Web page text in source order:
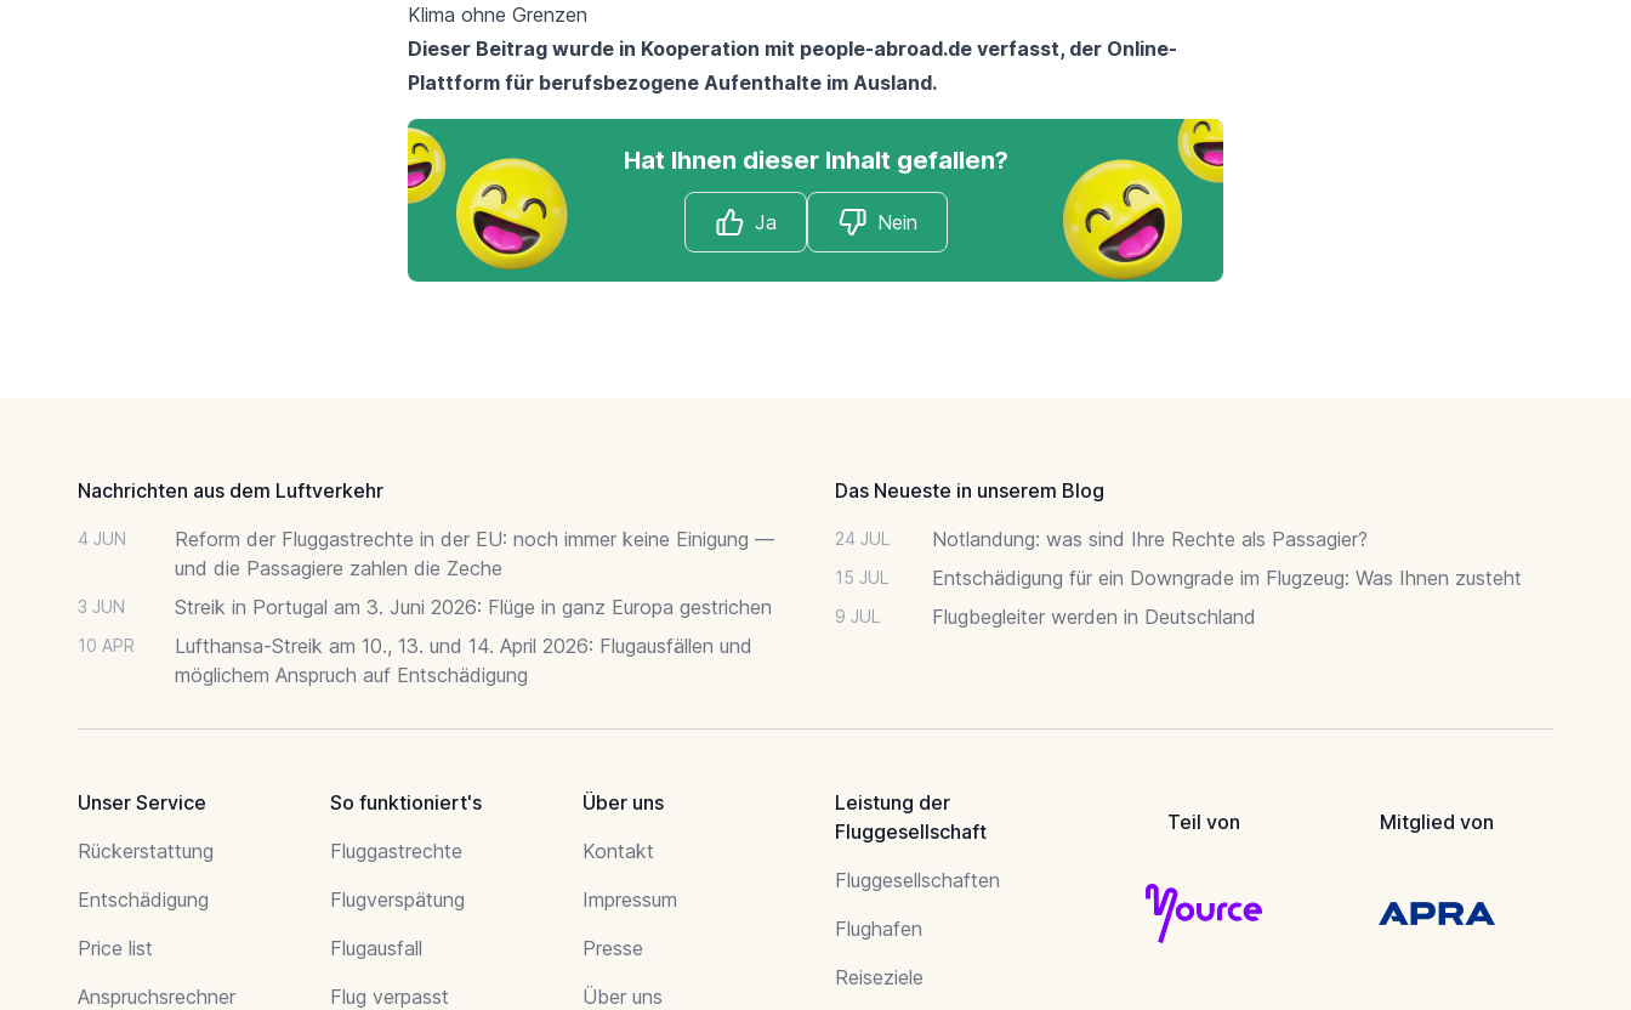
Klima ohne Grenzen
Dieser Beitrag wurde in Kooperation mit people-abroad.de verfasst, der Online-
Plattform für berufsbezogene Aufenthalte im Ausland.
Hat Ihnen dieser Inhalt gefallen?
Ja Nein
Nachrichten aus dem Luftverkehr
4 JUN
Reform der Fluggastrechte in der EU: noch immer keine Einigung —
und die Passagiere zahlen die Zeche
3 JUN Streik in Portugal am 3. Juni 2026: Flüge in ganz Europa gestrichen
10 APR
Lufthansa-Streik am 10., 13. und 14. April 2026: Flugausfällen und
möglichem Anspruch auf Entschädigung
Das Neueste in unserem Blog
24 JUL Notlandung: was sind Ihre Rechte als Passagier?
15 JUL Entschädigung für ein Downgrade im Flugzeug: Was Ihnen zusteht
9 JUL Flugbegleiter werden in Deutschland
Unser Service
Rückerstattung
Entschädigung
Price list
Anspruchsrechner
So funktioniert's
Fluggastrechte
Flugverspätung
Flugausfall
Flug verpasst
Über uns
Kontakt
Impressum
Presse
Über uns
Leistung der
Fluggesellschaft
Fluggesellschaften
Flughafen
Reiseziele
Teil von Mitglied von